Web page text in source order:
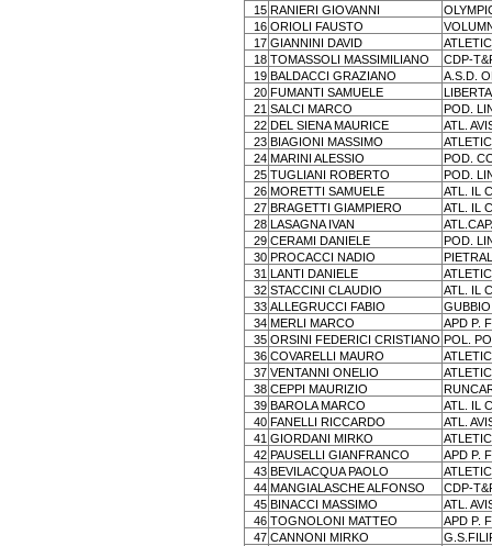
15 RANIERI GIOVANNI
16 ORIOLI FAUSTO
17 GIANNINI DAVID
18 TOMASSOLI MASSIMILIANO
CDP-
19 BALDACCI GRAZIANO
A.S.D.
20 FUMANTI SAMUELE
21 SALCI MARCO
POD.
22 DEL SIENA MAURICE
ATL.
23 BIAGIONI MASSIMO
24 MARINI ALESSIO
POD.
25 TUGLIANI ROBERTO
POD.
26 MORETTI SAMUELE
ATL. IL
27 BRAGETTI GIAMPIERO
ATL. IL
28 LASAGNA IVAN
29 CERAMI DANIELE
POD.
30 PROCACCI NADIO
31 LANTI DANIELE
32 STACCINI CLAUDIO
ATL. IL
33 ALLEGRUCCI FABIO
34 MERLI MARCO
APD P.
35 ORSINI FEDERICI CRISTIANO POL.
36 COVARELLI MAURO
37 VENTANNI ONELIO
38 CEPPI MAURIZIO
39 BAROLA MARCO
ATL. IL
40 FANELLI RICCARDO
ATL.
41 GIORDANI MIRKO
42 PAUSELLI GIANFRANCO
APD P.
43 BEVILACQUA PAOLO
44 MANGIALASCHE ALFONSO
CDP-
45 BINACCI MASSIMO
ATL.
46 TOGNOLONI MATTEO
APD P.
47 CANNONI MIRKO